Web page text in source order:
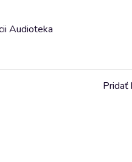
Audioteka
Pridať